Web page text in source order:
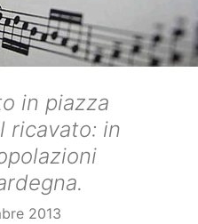
in piazza
ricavato: in
2013